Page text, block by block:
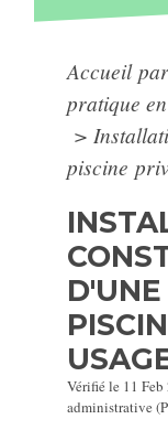
Accueil
pratique
>
piscine
D'UNE
Vérifié le 11
administrative